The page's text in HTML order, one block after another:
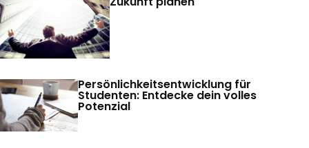
Persönlichkeitsentwicklung für
Studenten: Entdecke dein volles
Potenzial